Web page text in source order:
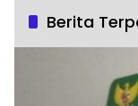
Berita